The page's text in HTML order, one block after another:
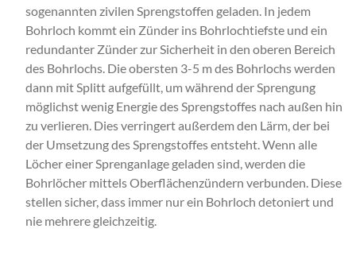
sogenannten zivilen Sprengstoffen geladen. In jedem
Bohrloch kommt ein Zünder ins Bohrlochtiefste und ein
redundanter Zünder zur Sicherheit in den oberen Bereich
des Bohrlochs. Die obersten 3-5 m des Bohrlochs werden
dann mit Splitt aufgefüllt, um während der Sprengung
möglichst wenig Energie des Sprengstoffes nach außen hin
zu verlieren. Dies verringert außerdem den Lärm, der bei
der Umsetzung des Sprengstoffes entsteht. Wenn alle
Löcher einer Sprenganlage geladen sind, werden die
Bohrlöcher mittels Oberflächenzündern verbunden. Diese
stellen sicher, dass immer nur ein Bohrloch detoniert und
nie mehrere gleichzeitig.